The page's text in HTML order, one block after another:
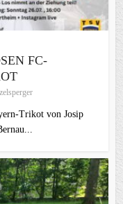
FC-
von Josip